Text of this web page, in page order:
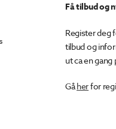
Få tilbud og
Register deg
tilbud og
ut ca en gang
Gåherfor